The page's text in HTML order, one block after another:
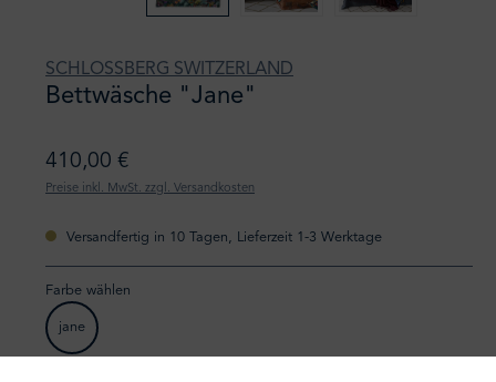
SCHLOSSBERG SWITZERLAND
Bettwäsche "Jane"
410,00 €
Preise inkl. MwSt. zzgl. Versandkosten
Versandfertig in 10 Tagen, Lieferzeit 1-3 Werktage
Farbe wählen
jane